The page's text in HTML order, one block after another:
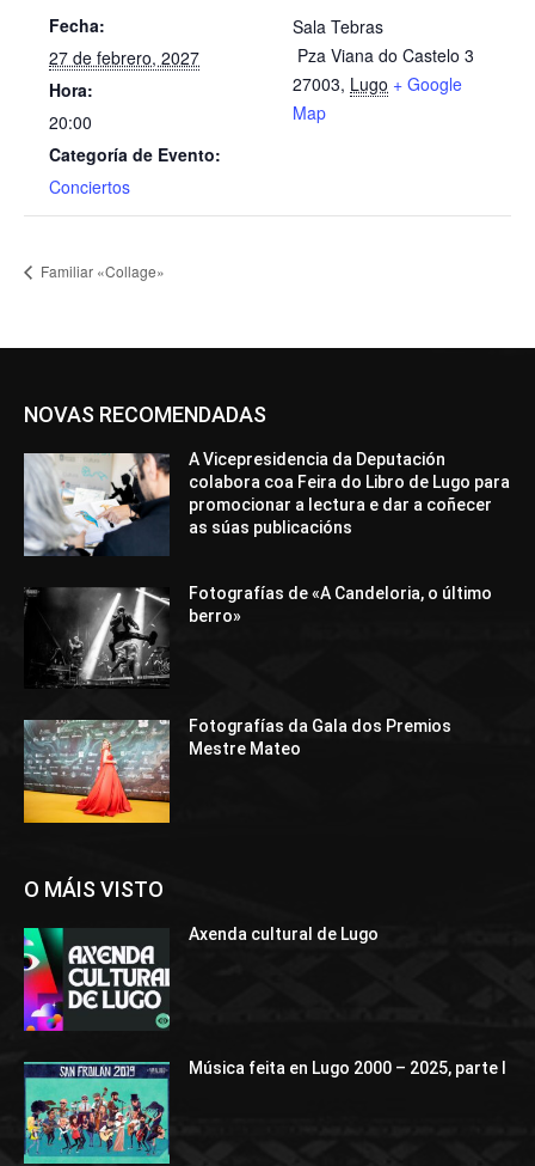
Fecha:
27 de febrero, 2027
Hora:
20:00
Categoría de Evento:
Conciertos
Sala Tebras
Pza Viana do Castelo 3
27003, Lugo + Google
Map
Familiar «Collage»
NOVAS RECOMENDADAS
A Vicepresidencia da Deputación
colabora coa Feira do Libro de Lugo para
promocionar a lectura e dar a coñecer
as súas publicacións
Fotografías de «A Candeloria, o último
berro»
Fotografías da Gala dos Premios
Mestre Mateo
O MÁIS VISTO
Axenda cultural de Lugo
Música feita en Lugo 2000 – 2025, parte I